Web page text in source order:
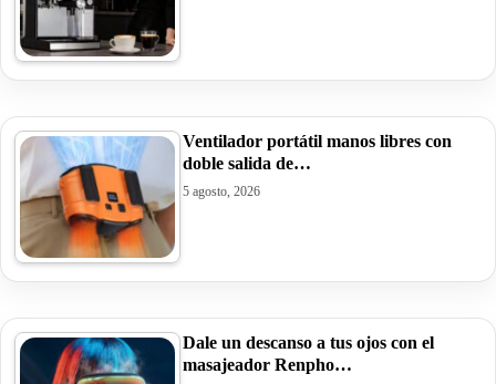
Ventilador portátil manos libres con
doble salida de…
5 agosto, 2026
Dale un descanso a tus ojos con el
masajeador Renpho…